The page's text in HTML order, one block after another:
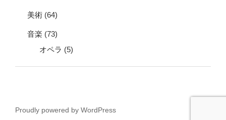
美術 (64)
音楽 (73)
オペラ (5)
Proudly powered by WordPress